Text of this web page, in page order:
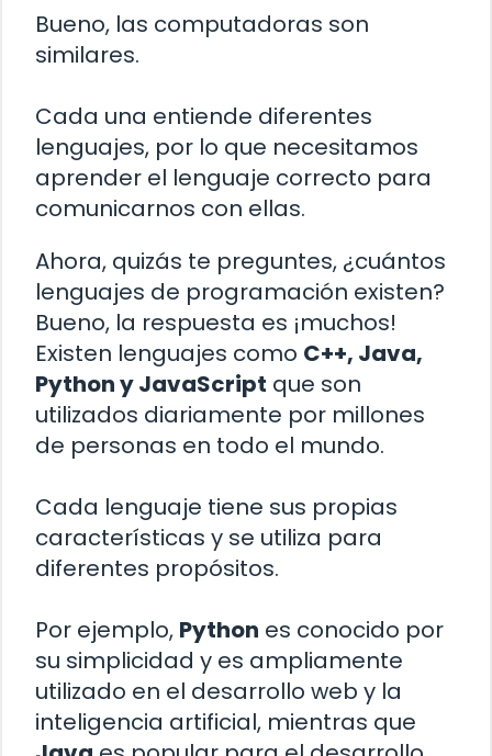
Bueno, las computadoras son
similares.
Cada una entiende diferentes
lenguajes, por lo que necesitamos
aprender el lenguaje correcto para
comunicarnos con ellas.
Ahora, quizás te preguntes, ¿cuántos
lenguajes de programación existen?
Bueno, la respuesta es ¡muchos!
Existen lenguajes como C++, Java,
Python y JavaScript que son
utilizados diariamente por millones
de personas en todo el mundo.
Cada lenguaje tiene sus propias
características y se utiliza para
diferentes propósitos.
Por ejemplo, Python es conocido por
su simplicidad y es ampliamente
utilizado en el desarrollo web y la
inteligencia artificial, mientras que